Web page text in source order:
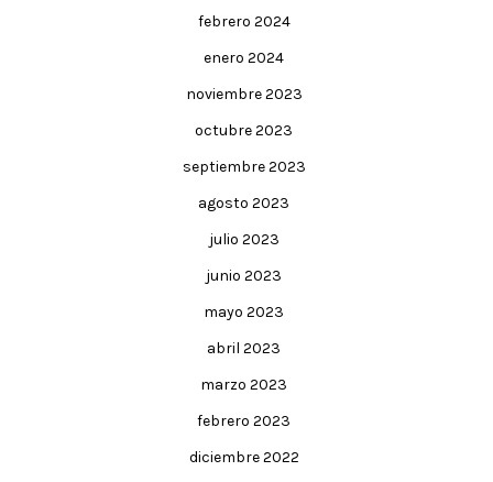
febrero 2024
enero 2024
noviembre 2023
octubre 2023
septiembre 2023
agosto 2023
julio 2023
junio 2023
mayo 2023
abril 2023
marzo 2023
febrero 2023
diciembre 2022